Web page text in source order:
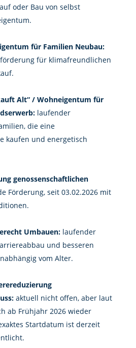
oder Bau von selbst
für Familien Neubau:
für klimafreundlichen
Alt“ / Wohneigentum für
laufender
die eine
kaufen und energetisch
genossenschaftlichen
Förderung, seit 03.02.2026 mit
Umbauen:laufender
und besseren
vom Alter.
aktuell nicht offen, aber laut
ab Frühjahr 2026 wieder
Startdatum ist derzeit